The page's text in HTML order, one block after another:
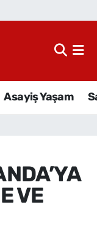
Asayiş Yaşam
VE